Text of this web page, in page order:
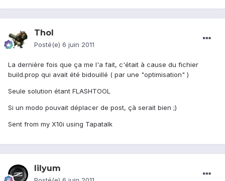
Thol
Posté(e) 6 juin 2011
La dernière fois que ça me l'a fait, c'était à cause du fichier
build.prop qui avait été bidouillé ( par une "optimisation" )
Seule solution étant FLASHTOOL
Si un modo pouvait déplacer de post, çà serait bien ;)
Sent from my X10i using Tapatalk
lilyum